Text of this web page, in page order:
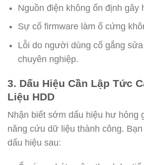
Nguồn điện không ổn định gây
Sự cố firmware làm ổ cứng
Lỗi do người dùng cố gắng
chuyên nghiệp.
3. Dấu Hiệu Cần Lập Tức
Liệu HDD
Nhận biết sớm dấu hiệu hư hỏng
năng cứu dữ liệu thành công.
dấu hiệu sau: